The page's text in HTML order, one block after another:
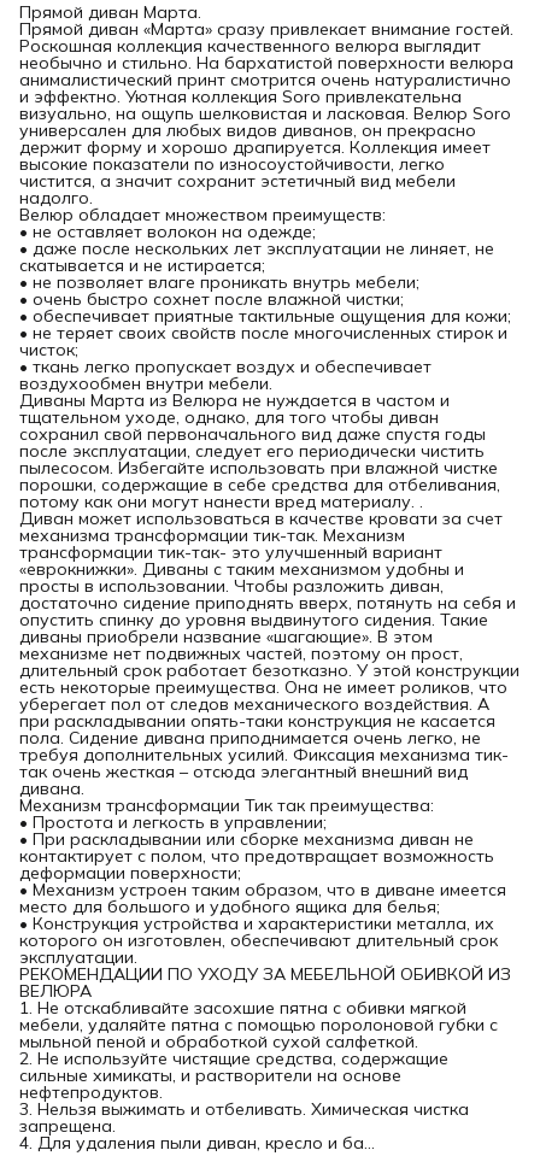
Прямой диван Марта.
Прямой диван «Марта» сразу привлекает внимание гостей.
Роскошная коллекция качественного велюра выглядит
необычно и стильно. На бархатистой поверхности велюра
анималистический принт смотрится очень натуралистично
и эффектно. Уютная коллекция Soro привлекательна
визуально, на ощупь шелковистая и ласковая. Велюр Soro
универсален для любых видов диванов, он прекрасно
держит форму и хорошо драпируется. Коллекция имеет
высокие показатели по износоустойчивости, легко
чистится, а значит сохранит эстетичный вид мебели
надолго.
Велюр обладает множеством преимуществ:
• не оставляет волокон на одежде;
• даже после нескольких лет эксплуатации не линяет, не
скатывается и не истирается;
• не позволяет влаге проникать внутрь мебели;
• очень быстро сохнет после влажной чистки;
• обеспечивает приятные тактильные ощущения для кожи;
• не теряет своих свойств после многочисленных стирок и
чисток;
• ткань легко пропускает воздух и обеспечивает
воздухообмен внутри мебели.
Диваны Марта из Велюра не нуждается в частом и
тщательном уходе, однако, для того чтобы диван
сохранил свой первоначального вид даже спустя годы
после эксплуатации, следует его периодически чистить
пылесосом. Избегайте использовать при влажной чистке
порошки, содержащие в себе средства для отбеливания,
потому как они могут нанести вред материалу. .
Диван может использоваться в качестве кровати за счет
механизма трансформации тик-так. Механизм
трансформации тик-так- это улучшенный вариант
«еврокнижки». Диваны с таким механизмом удобны и
просты в использовании. Чтобы разложить диван,
достаточно сидение приподнять вверх, потянуть на себя и
опустить спинку до уровня выдвинутого сидения. Такие
диваны приобрели название «шагающие». В этом
механизме нет подвижных частей, поэтому он прост,
длительный срок работает безотказно. У этой конструкции
есть некоторые преимущества. Она не имеет роликов, что
уберегает пол от следов механического воздействия. А
при раскладывании опять-таки конструкция не касается
пола. Сидение дивана приподнимается очень легко, не
требуя дополнительных усилий. Фиксация механизма тик-
так очень жесткая – отсюда элегантный внешний вид
дивана.
Механизм трансформации Тик так преимущества:
• Простота и легкость в управлении;
• При раскладывании или сборке механизма диван не
контактирует с полом, что предотвращает возможность
деформации поверхности;
• Механизм устроен таким образом, что в диване имеется
место для большого и удобного ящика для белья;
• Конструкция устройства и характеристики металла, их
которого он изготовлен, обеспечивают длительный срок
эксплуатации.
РЕКОМЕНДАЦИИ ПО УХОДУ ЗА МЕБЕЛЬНОЙ ОБИВКОЙ ИЗ
ВЕЛЮРА
1. Не отскабливайте засохшие пятна с обивки мягкой
мебели, удаляйте пятна с помощью поролоновой губки с
мыльной пеной и обработкой сухой салфеткой.
2. Не используйте чистящие средства, содержащие
сильные химикаты, и растворители на основе
нефтепродуктов.
3. Нельзя выжимать и отбеливать. Химическая чистка
запрещена.
4. Для удаления пыли диван, кресло и ба…